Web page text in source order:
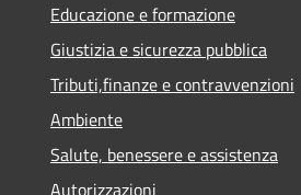
Educazione e formazione
Giustizia e sicurezza pubblica
Tributi,finanze e contravvenzioni
Ambiente
Salute, benessere e assistenza